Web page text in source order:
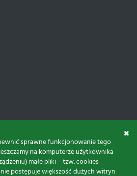
sprawne funkcjonowanie tego
na komputerze użytkownika
małe pliki – tzw. cookies
postępuje większość dużych witryn